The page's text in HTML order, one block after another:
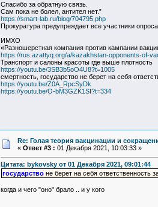
Спасибо за обратную связь.
Сам пока не болел, антител нет.”
https://smart-lab.ru/blog/704795.php
Прокуратура предупреждает все участники
ИМХО
«Разношерстная компания против кампании
https://rus.azattyq.org/a/kazakhstan-opponents-of-
Транспорт и салоны красоты где выше плотность
https://youtu.be/3SB3b5oO4U8?t=1005
смертность, государство не берет на себя
https://youtu.be/Z0A_RpcSyDk
https://youtu.be/O-bM3GZK1SI?t=334
Re: Голая теория вакцинации и
« Ответ #3 : 01 Декабря 2021, 10:03:33 »
Цитата: bykovsky от 01 Декабря 2021, 09:01:44
государствоне берет на себя ответственность
когда и чего "оно" брало .. и у кого